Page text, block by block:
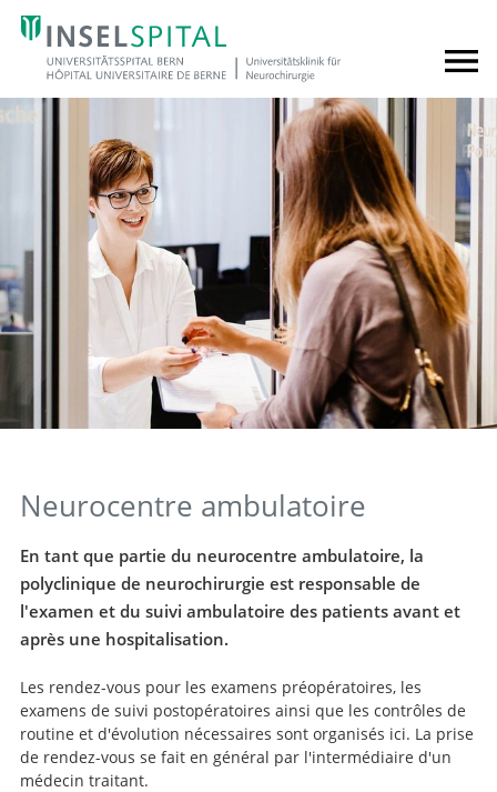
Neurocentre ambulatoire
En tant que partie du neurocentre ambulatoire, la
polyclinique de neurochirurgie est responsable de
l'examen et du suivi ambulatoire des patients avant et
après une hospitalisation.
Les rendez-vous pour les examens préopératoires, les
examens de suivi postopératoires ainsi que les contrôles de
routine et d'évolution nécessaires sont organisés ici. La prise
de rendez-vous se fait en général par l'intermédiaire d'un
médecin traitant.